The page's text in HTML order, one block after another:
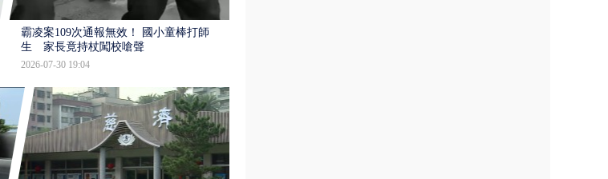
霸凌案109次通報無效！ 國小童棒打師
生 家長竟持杖闖校嗆聲
2026-07-30 19:04